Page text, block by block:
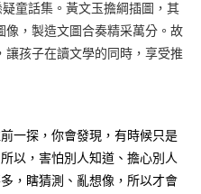
童話集。黃文玉擔綱插圖，其
，製造文圖合奏精采萬分。故
孩子在讀文學的同時，享受推
一探，你會發現，有時候只是
以，害怕別人知道、擔心別人
，瞎猜測、亂想像，所以才會